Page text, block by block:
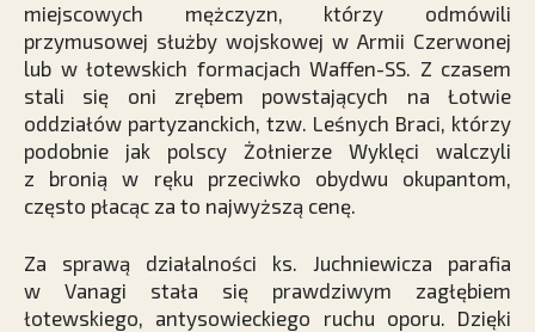
miejscowych mężczyzn, którzy odmówili
przymusowej służby wojskowej w Armii Czerwonej
lub w łotewskich formacjach Waffen-SS. Z czasem
stali się oni zrębem powstających na Łotwie
oddziałów partyzanckich, tzw. Leśnych Braci, którzy
podobnie jak polscy Żołnierze Wyklęci walczyli
z bronią w ręku przeciwko obydwu okupantom,
często płacąc za to najwyższą cenę.
Za sprawą działalności ks. Juchniewicza parafia
w Vanagi stała się prawdziwym zagłębiem
łotewskiego, antysowieckiego ruchu oporu. Dzięki